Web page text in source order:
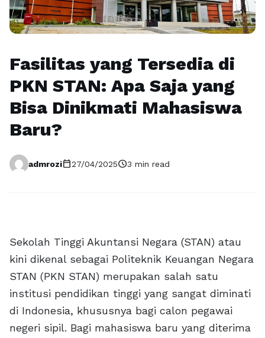
Fasilitas yang Tersedia di
PKN STAN: Apa Saja yang
Bisa Dinikmati Mahasiswa
Baru?
admrozicalendar_today27/04/2025schedule3 min read
Sekolah Tinggi Akuntansi Negara (STAN) atau
kini dikenal sebagai Politeknik Keuangan Negara
STAN (PKN STAN) merupakan salah satu
institusi pendidikan tinggi yang sangat diminati
di Indonesia, khususnya bagi calon pegawai
negeri sipil. Bagi mahasiswa baru yang diterima